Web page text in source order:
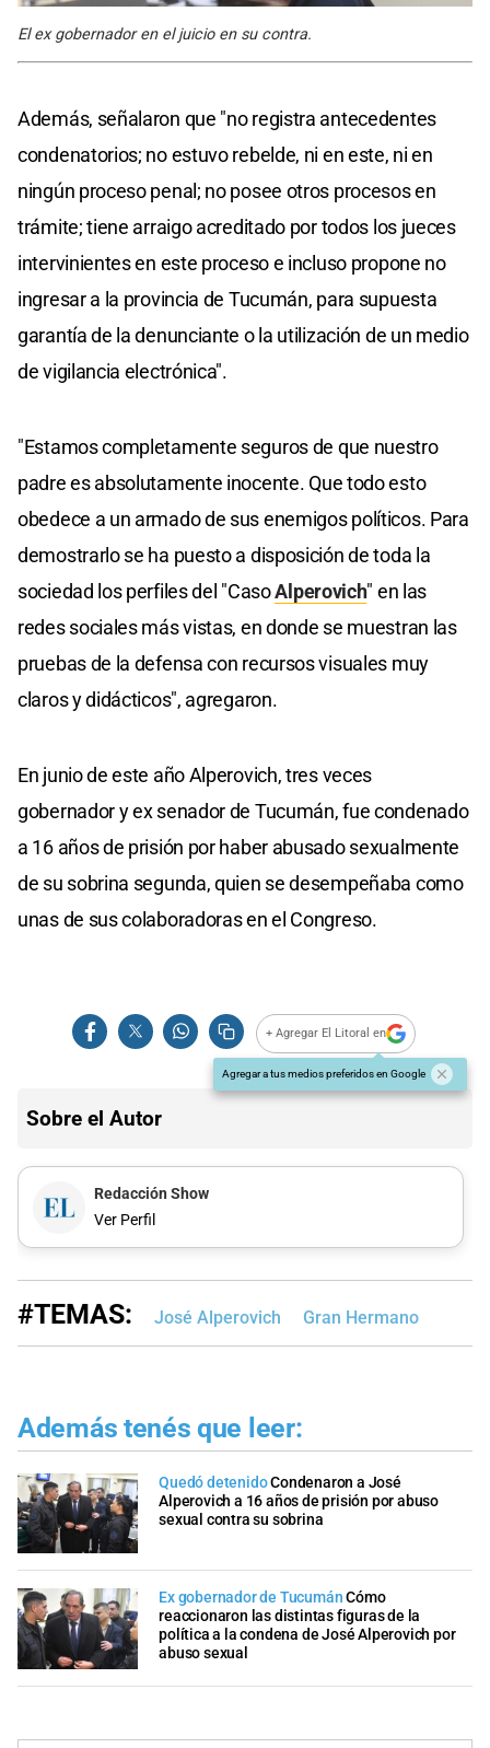
El ex gobernador en el juicio en su contra.
Además, señalaron que "no registra antecedentes
condenatorios; no estuvo rebelde, ni en este, ni en
ningún proceso penal; no posee otros procesos en
trámite; tiene arraigo acreditado por todos los jueces
intervinientes en este proceso e incluso propone no
ingresar a la provincia de Tucumán, para supuesta
garantía de la denunciante o la utilización de un medio
de vigilancia electrónica".
"Estamos completamente seguros de que nuestro
padre es absolutamente inocente. Que todo esto
obedece a un armado de sus enemigos políticos. Para
demostrarlo se ha puesto a disposición de toda la
sociedad los perfiles del "CasoAlperovich" en las
redes sociales más vistas, en donde se muestran las
pruebas de la defensa con recursos visuales muy
claros y didácticos", agregaron.
En junio de este año Alperovich, tres veces
gobernador y ex senador de Tucumán, fue condenado
a 16 años de prisión por haber abusado sexualmente
de su sobrina segunda, quien se desempeñaba como
unas de sus colaboradoras en el Congreso.
+ Agregar El Litoral en
Agregar a tus medios preferidos en Google
Sobre el Autor
Redacción Show
Ver Perfil
#TEMAS: José Alperovich Gran Hermano
Además tenés que leer:
Quedó detenidoCondenaron a José
Alperovich a 16 años de prisión por abuso
sexual contra su sobrina
Ex gobernador de TucumánCómo
reaccionaron las distintas figuras de la
política a la condena de José Alperovich por
abuso sexual